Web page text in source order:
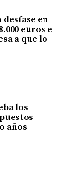
desfase en
euros e
a que lo
los
años